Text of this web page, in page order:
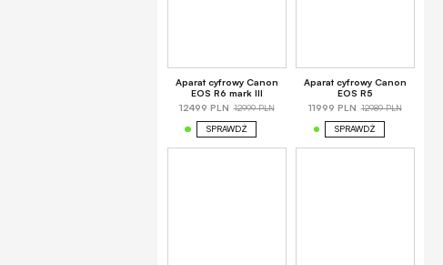
Aparat cyfrowy Canon
EOS R6 mark III
12499 PLN 12999 PLN
SPRAWDŹ
Aparat cyfrowy Canon
EOS R5
11999 PLN 12989 PLN
SPRAWDŹ